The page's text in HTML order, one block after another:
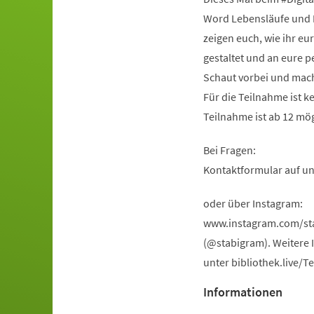
Word Lebensläufe
zeigen euch, wie ihr
gestaltet und an eure
Schaut vorbei und
Für die Teilnahme ist
Teilnahme ist ab 12
Bei Fragen:
Kontaktformular auf
oder über Instagram:
www.instagram.com/
(@stabigram).
unter bibliothek.live/
Informationen